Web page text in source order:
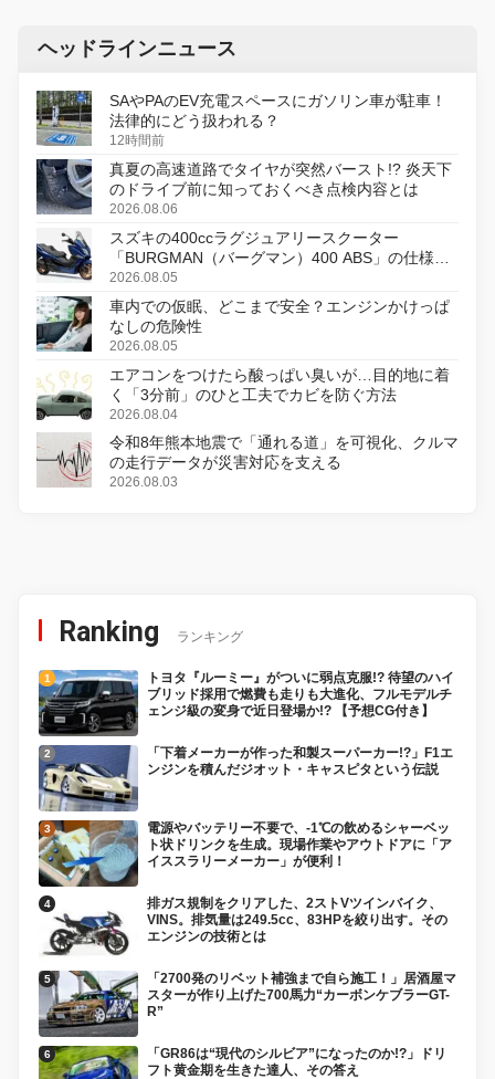
ヘッドラインニュース
SAやPAのEV充電スペースにガソリン車が駐車！
法律的にどう扱われる？
12時間前
真夏の高速道路でタイヤが突然バースト!? 炎天下
のドライブ前に知っておくべき点検内容とは
2026.08.06
スズキの400ccラグジュアリースクーター
「BURGMAN（バーグマン）400 ABS」の仕様を
変更し、8月18日に発売
2026.08.05
車内での仮眠、どこまで安全？エンジンかけっぱ
なしの危険性
2026.08.05
エアコンをつけたら酸っぱい臭いが…目的地に着
く「3分前」のひと工夫でカビを防ぐ方法
2026.08.04
令和8年熊本地震で「通れる道」を可視化、クルマ
の走行データが災害対応を支える
2026.08.03
Ranking ランキング
トヨタ『ルーミー』がついに弱点克服!? 待望のハイ
ブリッド採用で燃費も走りも大進化、フルモデルチ
ェンジ級の変身で近日登場か!? 【予想CG付き】
「下着メーカーが作った和製スーパーカー!?」F1エ
ンジンを積んだジオット・キャスピタという伝説
電源やバッテリー不要で、-1℃の飲めるシャーベッ
ト状ドリンクを生成。現場作業やアウトドアに「ア
イススラリーメーカー」が便利！
排ガス規制をクリアした、2ストVツインバイク、
VINS。排気量は249.5cc、83HPを絞り出す。その
エンジンの技術とは
「2700発のリベット補強まで自ら施工！」居酒屋マ
スターが作り上げた700馬力“カーボンケブラーGT-
R”
「GR86は“現代のシルビア”になったのか!?」ドリ
フト黄金期を生きた達人、その答え